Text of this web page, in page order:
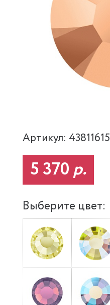
Артикул:
5 370р.
Выберите цвет: